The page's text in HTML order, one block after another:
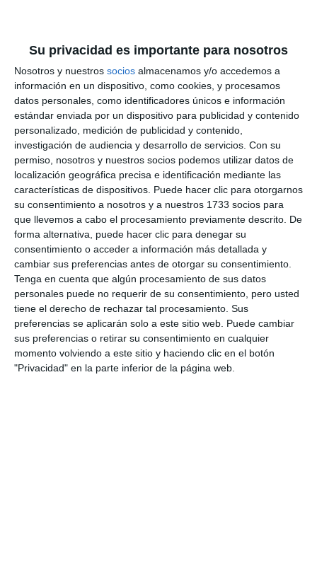
Su privacidad es importante para nosotros
Nosotros y nuestros socios almacenamos y/o accedemos a
información en un dispositivo, como cookies, y procesamos
datos personales, como identificadores únicos e información
estándar enviada por un dispositivo para publicidad y contenido
personalizado, medición de publicidad y contenido,
investigación de audiencia y desarrollo de servicios. Con su
permiso, nosotros y nuestros socios podemos utilizar datos de
localización geográfica precisa e identificación mediante las
características de dispositivos. Puede hacer clic para otorgarnos
su consentimiento a nosotros y a nuestros 1733 socios para
que llevemos a cabo el procesamiento previamente descrito. De
forma alternativa, puede hacer clic para denegar su
consentimiento o acceder a información más detallada y
cambiar sus preferencias antes de otorgar su consentimiento.
Tenga en cuenta que algún procesamiento de sus datos
personales puede no requerir de su consentimiento, pero usted
tiene el derecho de rechazar tal procesamiento. Sus
preferencias se aplicarán solo a este sitio web. Puede cambiar
sus preferencias o retirar su consentimiento en cualquier
momento volviendo a este sitio y haciendo clic en el botón
"Privacidad" en la parte inferior de la página web.